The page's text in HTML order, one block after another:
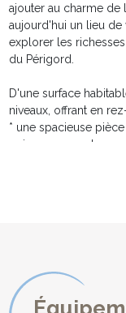
ajouter au charme
aujourd'hui un lieu
explorer les
du Périgord.
D'une surface
niveaux, offrant en
* une spacieuse
coin avec grand
* l'espace cuisine
parfait équipement
Depuis le salon,
situent :